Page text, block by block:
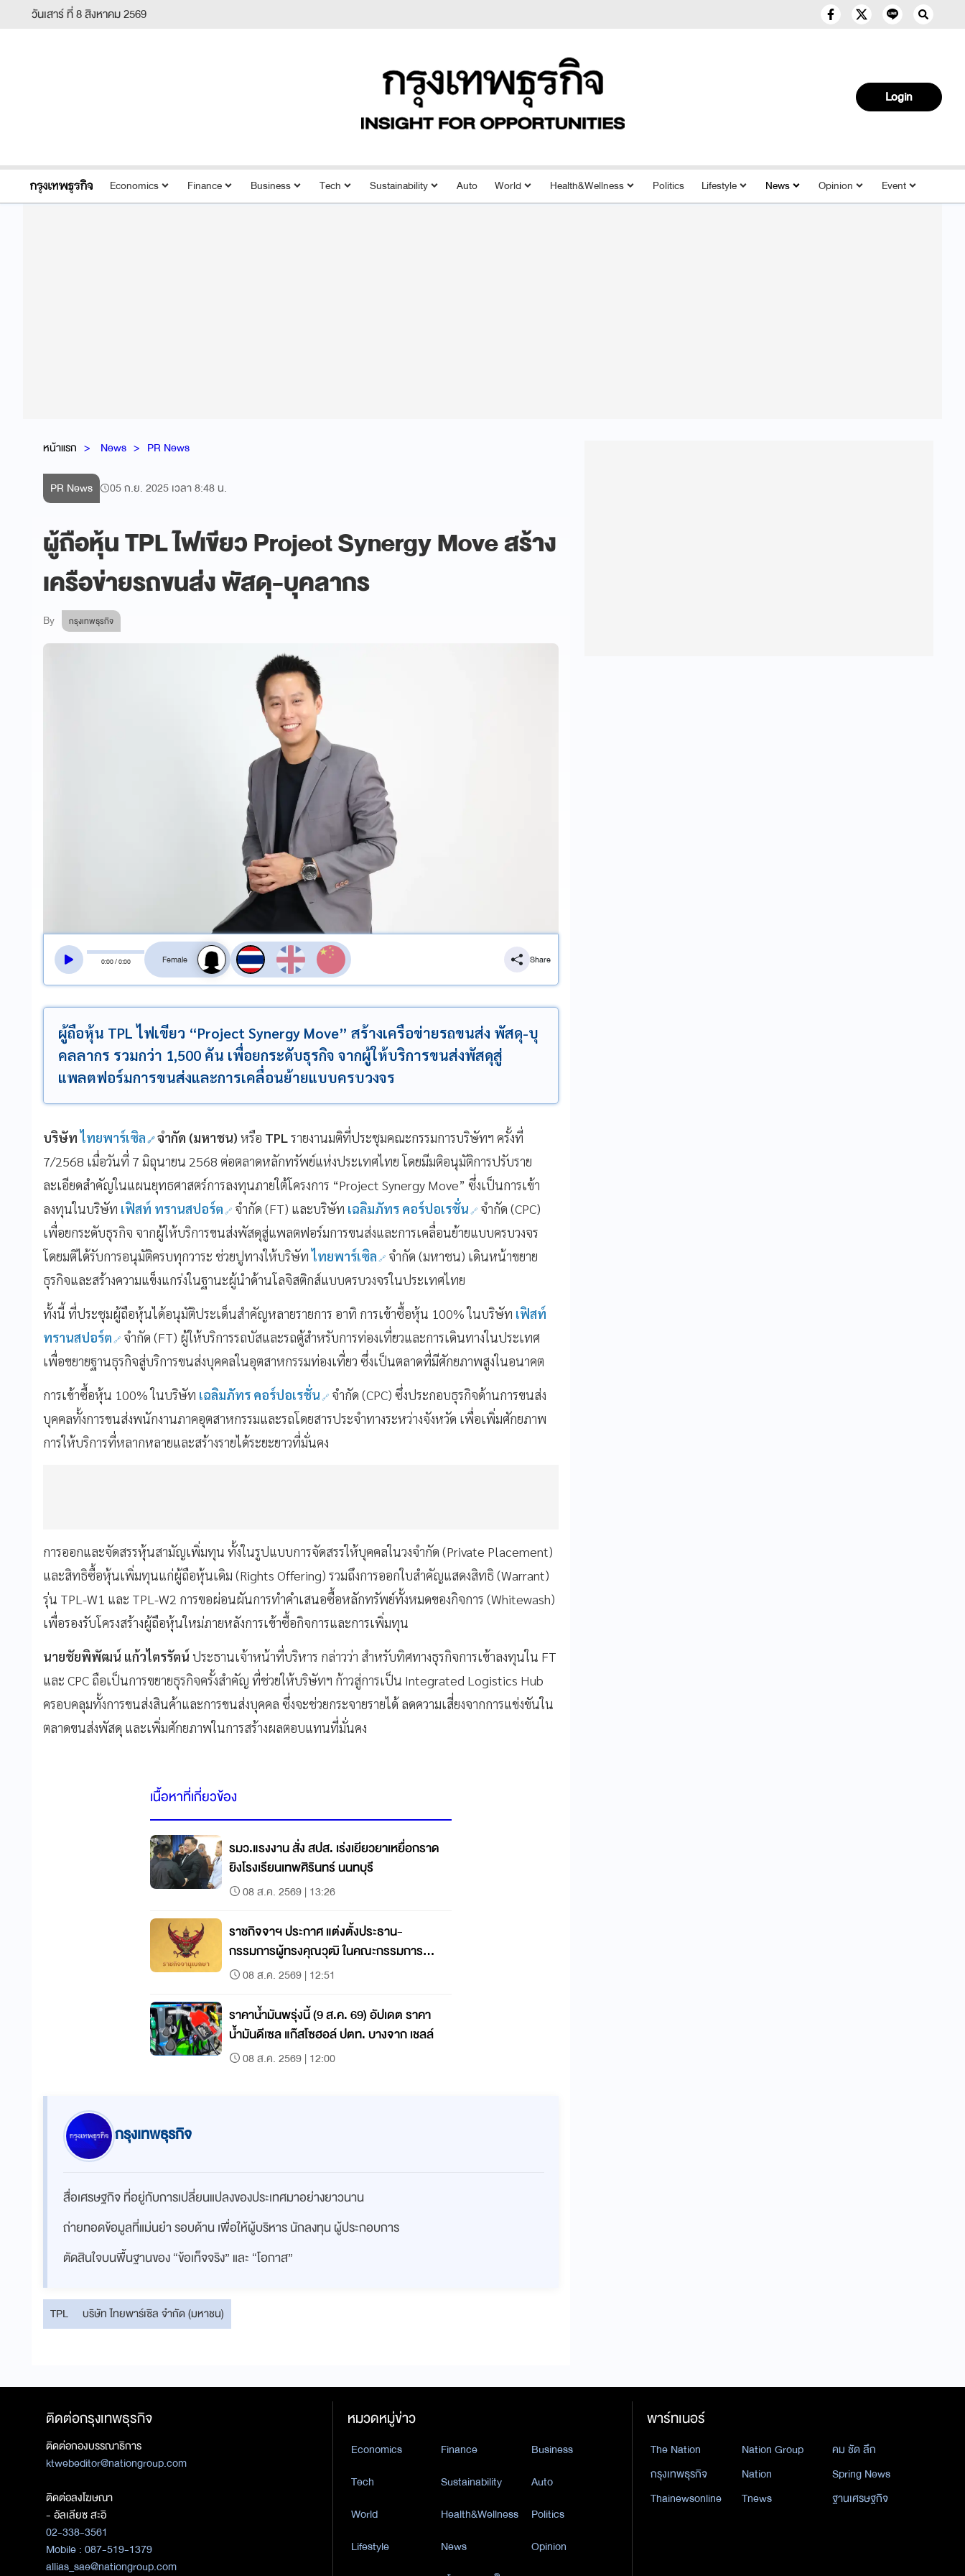
วันเสาร์ ที่ 8 สิงหาคม 2569
Login
Economics Finance Business Tech Sustainability Auto World Health&Wellness Politics Lifestyle News Opinion Event
หน้าแรก News PR News
PR News 05 ก.ย. 2025 เวลา 8:48 น.
ผู้ถือหุ้น TPL ไฟเขียว Project Synergy Move สร้าง
เครือข่ายรถขนส่ง พัสดุ-บุคลากร
By กรุงเทพธุรกิจ
0:00/0:00
สลับเสียงอ่าน
Share
ผู้ถือหุ้น TPL ไฟเขียว “Project Synergy Move” สร้างเครือข่ายรถขนส่ง พัสดุ-บุ
คลลากร รวมกว่า 1,500 คัน เพื่อยกระดับธุรกิจ จากผู้ให้บริการขนส่งพัสดุสู่
แพลตฟอร์มการขนส่งและการเคลื่อนย้ายแบบครบวงจร
บริษัทไทยพาร์เซิล จำกัด (มหาชน) หรือ TPLรายงานมติที่ประชุมคณะกรรมการบริษัทฯ ครั้งที่
7/2568 เมื่อวันที่ 7 มิถุนายน 2568 ต่อตลาดหลักทรัพย์แห่งประเทศไทย โดยมีมติอนุมัติการปรับราย
ละเอียดสำคัญในแผนยุทธศาสตร์การลงทุนภายใต้โครงการ “Project Synergy Move” ซึ่งเป็นการเข้า
ลงทุนในบริษัท เฟิสท์ ทรานสปอร์ต จำกัด (FT) และบริษัท เฉลิมภัทร คอร์ปอเรชั่น จำกัด (CPC)
เพื่อยกระดับธุรกิจ จากผู้ให้บริการขนส่งพัสดุสู่แพลตฟอร์มการขนส่งและการเคลื่อนย้ายแบบครบวงจร
โดยมติได้รับการอนุมัติครบทุกวาระ ช่วยปูทางให้บริษัทไทยพาร์เซิล จำกัด (มหาชน) เดินหน้าขยาย
ธุรกิจและสร้างความแข็งแกร่งในฐานะผู้นำด้านโลจิสติกส์แบบครบวงจรในประเทศไทย
ทั้งนี้ ที่ประชุมผู้ถือหุ้นได้อนุมัติประเด็นสำคัญหลายรายการ อาทิ การเข้าซื้อหุ้น 100% ในบริษัท เฟิสท์
ทรานสปอร์ต จำกัด (FT) ผู้ให้บริการรถบัสและรถตู้สำหรับการท่องเที่ยวและการเดินทางในประเทศ
เพื่อขยายฐานธุรกิจสู่บริการขนส่งบุคคลในอุตสาหกรรมท่องเที่ยว ซึ่งเป็นตลาดที่มีศักยภาพสูงในอนาคต
การเข้าซื้อหุ้น 100% ในบริษัท เฉลิมภัทร คอร์ปอเรชั่น จำกัด (CPC) ซึ่งประกอบธุรกิจด้านการขนส่ง
บุคคลทั้งการขนส่งพนักงานภาคอุตสาหกรรมและรถโดยสารประจำทางระหว่างจังหวัด เพื่อเพิ่มศักยภาพ
การให้บริการที่หลากหลายและสร้างรายได้ระยะยาวที่มั่นคง
การออกและจัดสรรหุ้นสามัญเพิ่มทุน ทั้งในรูปแบบการจัดสรรให้บุคคลในวงจำกัด (Private Placement)
และสิทธิซื้อหุ้นเพิ่มทุนแก่ผู้ถือหุ้นเดิม (Rights Offering) รวมถึงการออกใบสำคัญแสดงสิทธิ (Warrant)
รุ่น TPL-W1 และ TPL-W2 การขอผ่อนผันการทำคำเสนอซื้อหลักทรัพย์ทั้งหมดของกิจการ (Whitewash)
เพื่อรองรับโครงสร้างผู้ถือหุ้นใหม่ภายหลังการเข้าซื้อกิจการและการเพิ่มทุน
นายชัยพิพัฒน์ แก้วไตรรัตน์ ประธานเจ้าหน้าที่บริหาร กล่าวว่า สำหรับทิศทางธุรกิจการเข้าลงทุนใน FT
และ CPC ถือเป็นการขยายธุรกิจครั้งสำคัญ ที่ช่วยให้บริษัทฯ ก้าวสู่การเป็น Integrated Logistics Hub
ครอบคลุมทั้งการขนส่งสินค้าและการขนส่งบุคคล ซึ่งจะช่วยกระจายรายได้ ลดความเสี่ยงจากการแข่งขันใน
ตลาดขนส่งพัสดุ และเพิ่มศักยภาพในการสร้างผลตอบแทนที่มั่นคง
เนื้อหาที่เกี่ยวข้อง
รมว.แรงงาน สั่ง สปส. เร่งเยียวยาเหยื่อกราด
ยิงโรงเรียนเทพศิรินทร์ นนทบุรี
08 ส.ค. 2569 | 13:26
ราชกิจจาฯ ประกาศ แต่งตั้งประธาน-
กรรมการผู้ทรงคุณวุฒิ ในคณะกรรมการ
สดร.08 ส.ค. 2569 | 12:51
ราคาน้ำมันพรุ่งนี้ (9 ส.ค. 69) อัปเดต ราคา
น้ำมันดีเซล แก๊สโซฮอล์ ปตท. บางจาก เชลล์
08 ส.ค. 2569 | 12:00
กรุงเทพธุรกิจ
สื่อเศรษฐกิจ ที่อยู่กับการเปลี่ยนแปลงของประเทศมาอย่างยาวนาน
ถ่ายทอดข้อมูลที่แม่นยำ รอบด้าน เพื่อให้ผู้บริหาร นักลงทุน ผู้ประกอบการ
ตัดสินใจบนพื้นฐานของ “ข้อเท็จจริง” และ “โอกาส”
TPL บริษัท ไทยพาร์เซิล จำกัด (มหาชน)
ติดต่อกรุงเทพธุรกิจ
ติดต่อกองบรรณาธิการ
ktwebeditor@nationgroup.com
ติดต่อลงโฆษณา
- อัลเลียซ สะอิ
02-338-3561
Mobile : 087-519-1379
allias_sae@nationgroup.com
หมวดหมู่ข่าว
Economics Finance
Business
Tech
Sustainability
Auto
World
Health&Wellness
Politics
Lifestyle
News
Opinion
พาร์ทเนอร์
The Nation Nation Group
คม ชัด ลึก
กรุงเทพธุรกิจ
Nation
Spring News
Thainewsonline
Tnews ฐานเศรษฐกิจ